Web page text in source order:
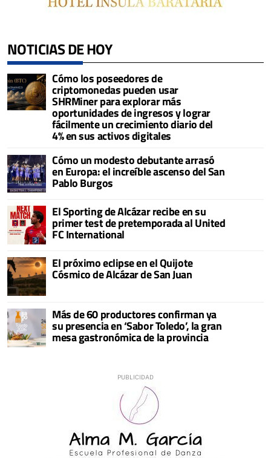
NOTICIAS DE HOY
Cómo los poseedores de
criptomonedas pueden usar
SHRMiner para explorar más
oportunidades de ingresos y lograr
fácilmente un crecimiento diario del
4% en sus activos digitales
Cómo un modesto debutante arrasó
en Europa: el increíble ascenso del San
Pablo Burgos
El Sporting de Alcázar recibe en su
primer test de pretemporada al United
FC International
El próximo eclipse en el Quijote
Cósmico de Alcázar de San Juan
Más de 60 productores confirman ya
su presencia en ‘Sabor Toledo’, la gran
mesa gastronómica de la provincia